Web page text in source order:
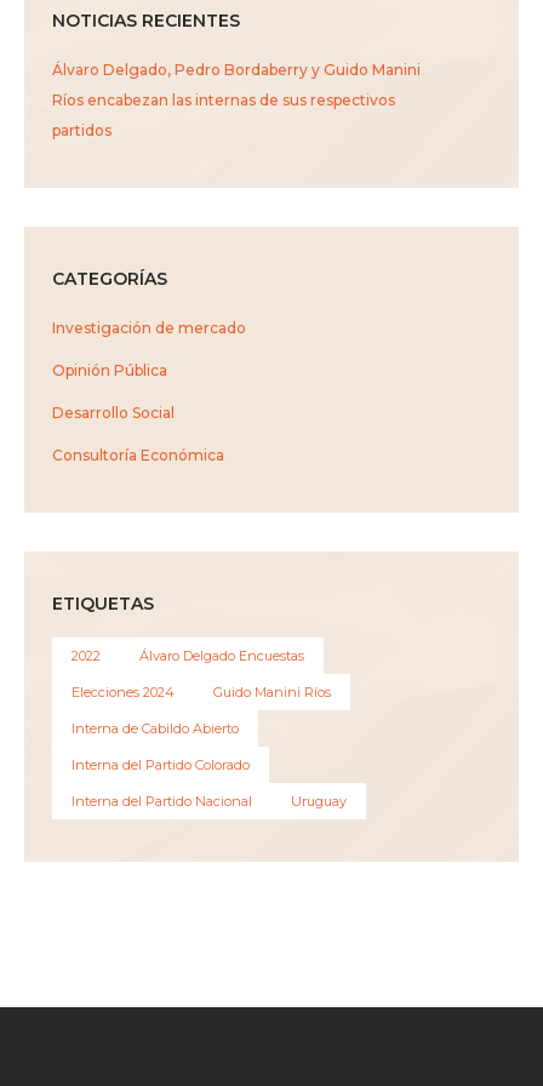
NOTICIAS RECIENTES
Álvaro Delgado, Pedro Bordaberry y Guido Manini
Ríos encabezan las internas de sus respectivos
partidos
CATEGORÍAS
Investigación de mercado
Opinión Pública
Desarrollo Social
Consultoría Económica
ETIQUETAS
2022 Álvaro Delgado Encuestas
Elecciones 2024 Guido Manini Ríos
Interna de Cabildo Abierto
Interna del Partido Colorado
Interna del Partido Nacional Uruguay